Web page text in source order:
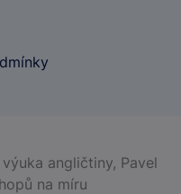
angličtiny, Pavel
na míru